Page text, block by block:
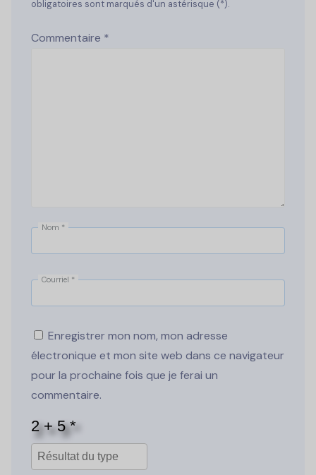
obligatoires sont marqués d'un astérisque (*).
Commentaire *
Nom *
Courriel *
Enregistrer mon nom, mon adresse
électronique et mon site web dans ce navigateur
pour la prochaine fois que je ferai un
commentaire.